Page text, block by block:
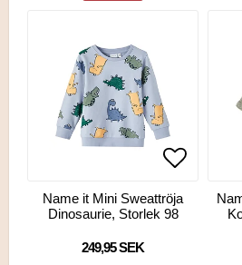
Lägg
Lägg
Name it Mini Sweattröja
Dinosaurie, Storlek 98
249,95 SEK